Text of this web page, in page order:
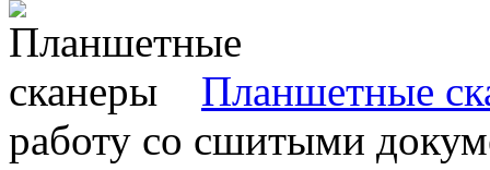
Планшетные
работу со сшитыми